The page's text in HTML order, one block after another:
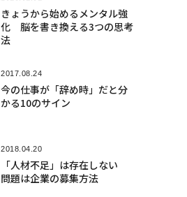
きょうから始めるメンタル強
化 脳を書き換える3つの思考
法
2017.08.24
今の仕事が「辞め時」だと分
かる10のサイン
2018.04.20
「人材不足」は存在しない
問題は企業の募集方法